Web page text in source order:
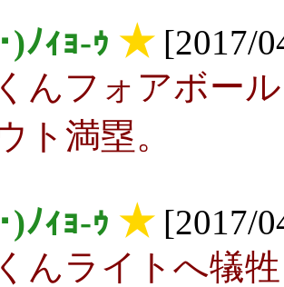
ﾉｨｮ-ｩ ★[2017/
んフォアボー
ト満塁。
ﾉｨｮ-ｩ ★[2017/
んライトへ犠